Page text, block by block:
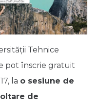
Tehnice
pot înscrie gratuit
la o sesiune de
de